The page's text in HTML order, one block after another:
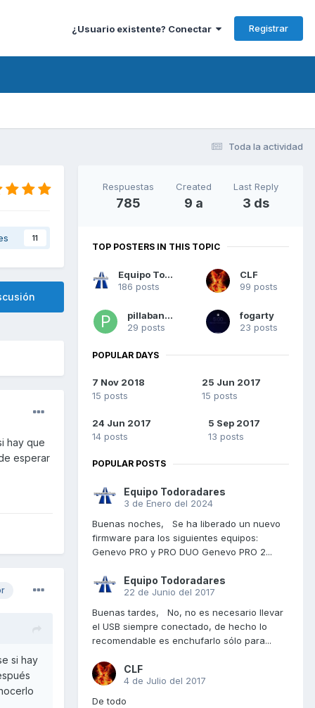
¿Usuario existente? Conectar Registrar
Toda la actividad
11
hay que
esperar
si hay
Respuestas
785
Created
9 a
Last Reply
3 ds
TOP POSTERS IN THIS TOPIC
Equipo Todoradares
186 posts
CLF
99 posts
pillaban22
29 posts
fogarty
23 posts
POPULAR DAYS
7 Nov 2018
15 posts
25 Jun 2017
15 posts
24 Jun 2017
14 posts
5 Sep 2017
13 posts
POPULAR POSTS
Equipo Todoradares
3 de Enero del 2024
Buenas noches, Se ha liberado un nuevo
firmware para los siguientes equipos:
Genevo PRO y PRO DUO Genevo PRO 2...
Equipo Todoradares
22 de Junio del 2017
Buenas tardes, No, no es necesario llevar
el USB siempre conectado, de hecho lo
recomendable es enchufarlo sólo para...
CLF
4 de Julio del 2017
De todo